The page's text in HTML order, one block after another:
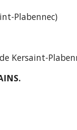
Plabennec)
de Kersaint-